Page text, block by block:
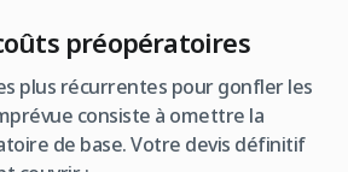
préopératoires
plus récurrentes pour gonfler les
consiste à omettre la
de base. Votre devis définitif